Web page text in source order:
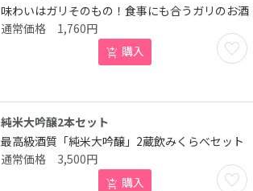
味わいはガリそのもの！食事にも合うガリのお酒
お気
1,760円
購入
純米大吟醸2本セット
最高級酒質「純米大吟醸」2蔵飲みくらべセット
お気
3,500円
購入